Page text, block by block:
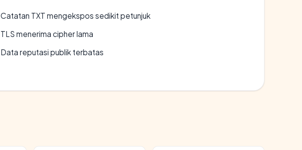
Catatan TXT mengekspos sedikit petunjuk
TLS menerima cipher lama
Data reputasi publik terbatas